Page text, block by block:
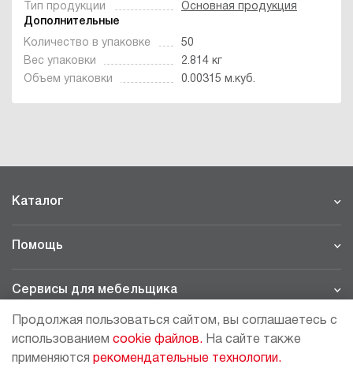
Тип продукции
Основная продукция
Дополнительные
Количество в упаковке
50
Вес упаковки
2.814 кг
Объем упаковки
0.00315 м.куб.
Каталог
Помощь
Сервисы для мебельщика
МОСКВА - ШОУРУМ/СКЛАД
Продолжая пользоваться сайтом, вы соглашаетесь с
использованием cookie файлов. На сайте также
применяются рекомендательные технологии.